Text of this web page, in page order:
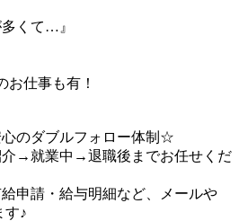
くて…』
お仕事も有！
心のダブルフォロー体制☆
→就業中→退職後までお任せくだ
申請・給与明細など、メールや
す♪